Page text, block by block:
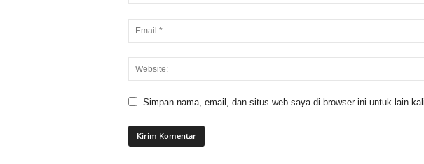
Simpan nama, email, dan situs web saya di browser ini untuk lain